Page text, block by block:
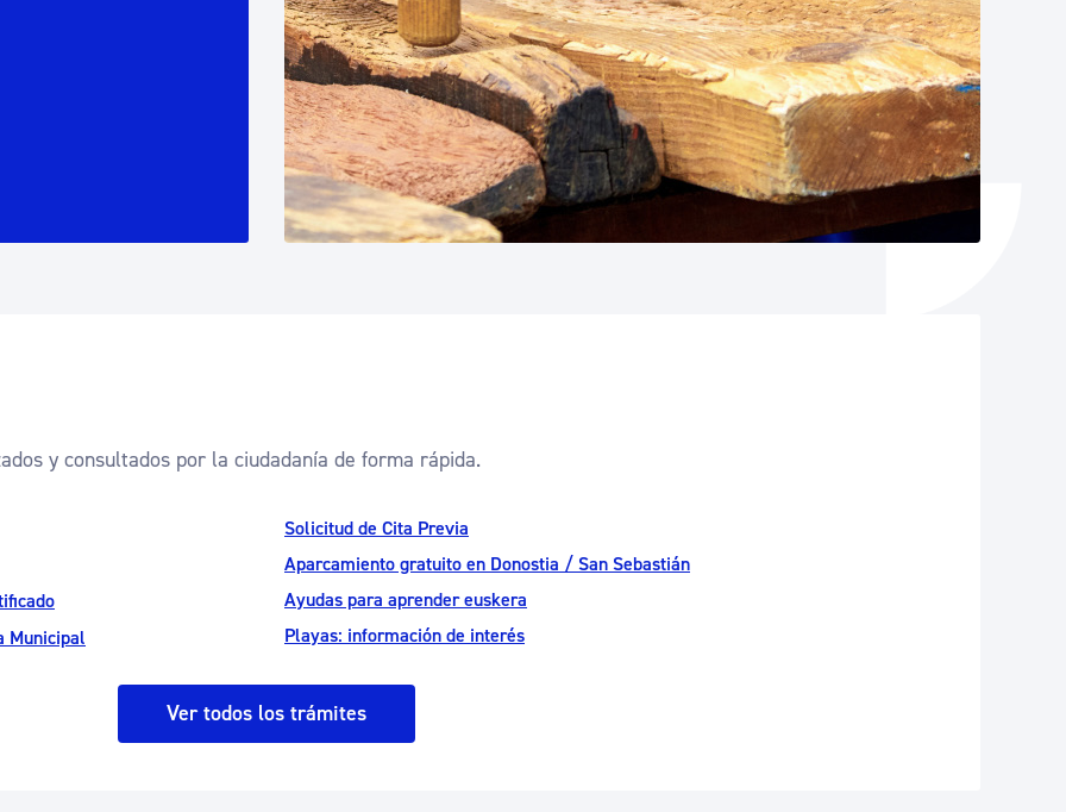
y consultados por la ciudadanía de forma rápida.
Municipal
Solicitud de Cita Previa
Aparcamiento gratuito en Donostia / San Sebastián
Ayudas para aprender euskera
Playas: información de interés
Ver todos los trámites